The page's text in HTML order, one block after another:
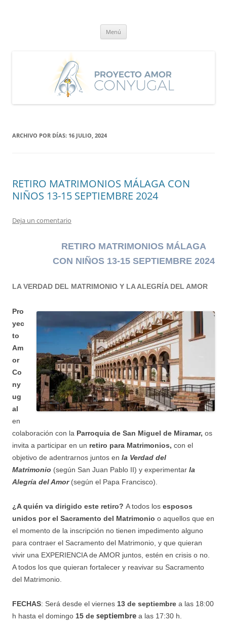
Menú
ARCHIVO POR DÍAS: 16 JULIO, 2024
RETIRO MATRIMONIOS MÁLAGA CON
NIÑOS 13-15 SEPTIEMBRE 2024
Deja un comentario
RETIRO MATRIMONIOS MÁLAGA
CON NIÑOS 13-15 SEPTIEMBRE 2024
LA VERDAD DEL MATRIMONIO Y LA ALEGRÍA DEL AMOR
Pro
yec
to
Am
or
Co
ny
ug
al
en
colaboración con la Parroquia de San Miguel de Miramar, os
invita a participar en un retiro para Matrimonios, con el
objetivo de adentrarnos juntos en la Verdad del
Matrimonio (según San Juan Pablo II) y experimentar la
Alegría del Amor(según el Papa Francisco).
¿A quién va dirigido este retiro? A todos los esposos
unidos por el Sacramento del Matrimonio o aquellos que en
el momento de la inscripción no tienen impedimento alguno
para contraer el Sacramento del Matrimonio, y que quieran
vivir una EXPERIENCIA de AMOR juntos, estén en crisis o no.
A todos los que quieran fortalecer y reavivar su Sacramento
del Matrimonio.
FECHAS: Será desde el viernes 13 de septiembre a las 18:00
h hasta el domingo 15 de septiembre a las 17:30 h.